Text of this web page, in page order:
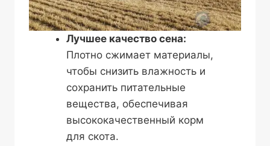
Лучшее качество сена:
Плотно сжимает материалы,
чтобы снизить влажность и
сохранить питательные
вещества, обеспечивая
высококачественный корм
для скота.